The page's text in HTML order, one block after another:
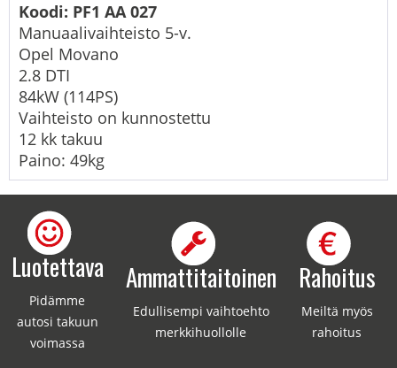
Koodi: PF1 AA 027
Manuaalivaihteisto 5-v.
Opel Movano
2.8 DTI
84kW (114PS)
Vaihteisto on kunnostettu
12 kk takuu
Paino: 49kg
Luotettava
Pidämme
autosi takuun
voimassa
Ammattitaitoinen
Edullisempi vaihtoehto
merkkihuollolle
Rahoitus
Meiltä myös
rahoitus